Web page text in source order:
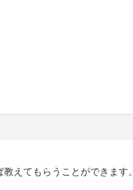
えてもらうことができます。